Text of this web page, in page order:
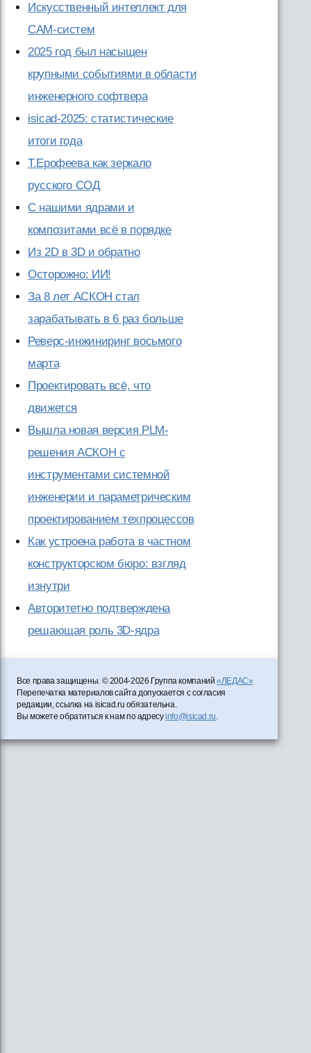
Искусственный интеллект для
CAM-систем
2025 год был насыщен
крупными событиями в области
инженерного софтвера
isicad-2025: статистические
итоги года
Т.Ерофеева как зеркало
русского СОД
С нашими ядрами и
композитами всё в порядке
Из 2D в 3D и обратно
Осторожно: ИИ!
За 8 лет АСКОН стал
зарабатывать в 6 раз больше
Реверс-инжиниринг восьмого
марта
Проектировать всё, что
движется
Вышла новая версия PLM-
решения АСКОН с
инструментами системной
инженерии и параметрическим
проектированием техпроцессов
Как устроена работа в частном
конструкторском бюро: взгляд
изнутри
Авторитетно подтверждена
решающая роль 3D-ядра
Все права защищены. © 2004-2026 Группа компаний«ЛЕДАС»
Перепечатка материалов сайта допускается с согласия
редакции, ссылка на isicad.ru обязательна.
Вы можете обратиться к нам по адресуinfo@isicad.ru.